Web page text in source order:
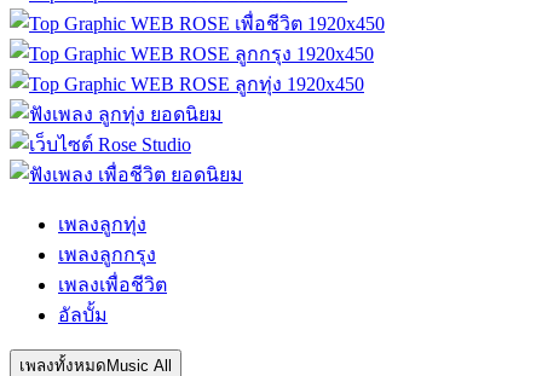
เพลงลูกทุ่ง
เพลงลูกกรุง
เพลงเพื่อชีวิต
อัลบั้ม
เพลงทั้งหมด Music All